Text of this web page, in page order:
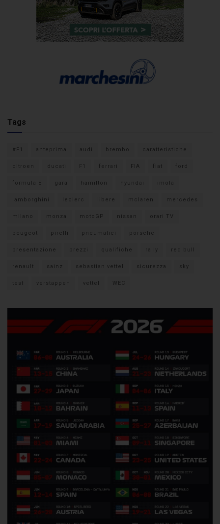
Tags
#F1 anteprima audi brembo caratteristiche
citroen ducati F1 ferrari FIA fiat ford
formula E gara hamilton hyundai imola
lamborghini leclerc libere mclaren mercedes
milano monza motoGP nissan orari TV
peugeot pirelli pneumatici porsche
presentazione prezzi qualifiche rally red bull
renault sainz sebastian vettel sicurezza sky
test verstappen vettel WEC